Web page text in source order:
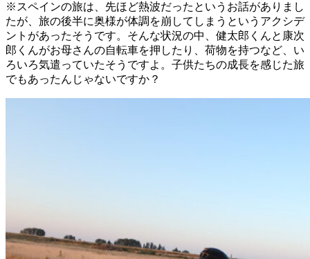
※スペインの旅は、先ほど熱波だったというお話がありまし
たが、旅の後半に奥様が体調を崩してしまうというアクシデ
ントがあったそうです。そんな状況の中、健太郎くんと康次
郎くんがお母さんの自転車を押したり、荷物を持つなど、い
ろいろ気遣っていたそうですよ。子供たちの成長を感じた旅
でもあったんじゃないですか？